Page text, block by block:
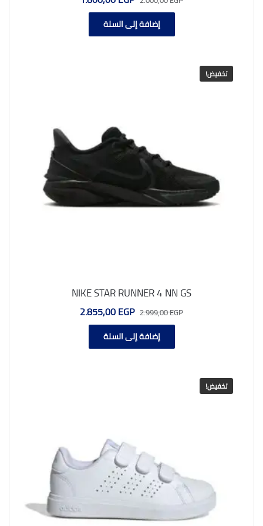
الأصلي
هو:
2.000,00 EGP.
إضافة إلى السلة
تخفيض!
NIKE STAR RUNNER 4 NN GS
2.999,00EGP السعر
الأصلي
هو:
2.999,00 EGP.
2.855,00EGP
إضافة إلى السلة
تخفيض!